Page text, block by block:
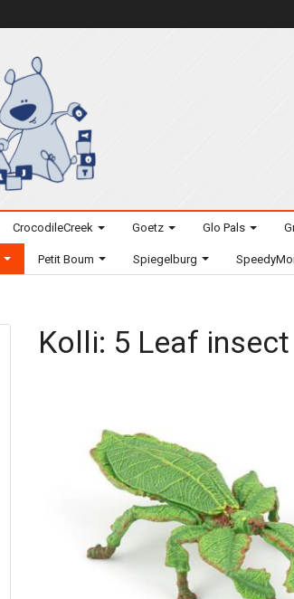
CrocodileCreek Goetz Glo Pals
Petit Boum Spiegelburg
Kolli: 5 Leaf insect